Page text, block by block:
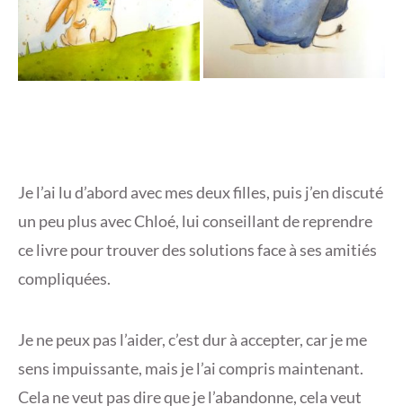
Je l’ai lu d’abord avec mes deux filles, puis j’en discuté
un peu plus avec Chloé, lui conseillant de reprendre
ce livre pour trouver des solutions face à ses amitiés
compliquées.
Je ne peux pas l’aider, c’est dur à accepter, car je me
sens impuissante, mais je l’ai compris maintenant.
Cela ne veut pas dire que je l’abandonne, cela veut